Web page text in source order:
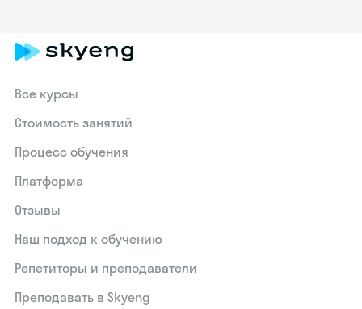
Все курсы
Стоимость занятий
Процесс обучения
Платформа
Отзывы
Наш подход к обучению
Репетиторы и преподаватели
Преподавать в Skyeng